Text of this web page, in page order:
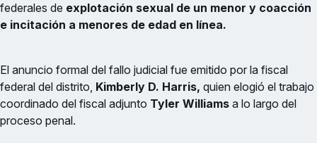
federales de explotación sexual de un menor y coacción
e incitación a menores de edad en línea.
El anuncio formal del fallo judicial fue emitido por la fiscal
federal del distrito, Kimberly D. Harris, quien elogió el trabajo
coordinado del fiscal adjunto Tyler Williams a lo largo del
proceso penal.